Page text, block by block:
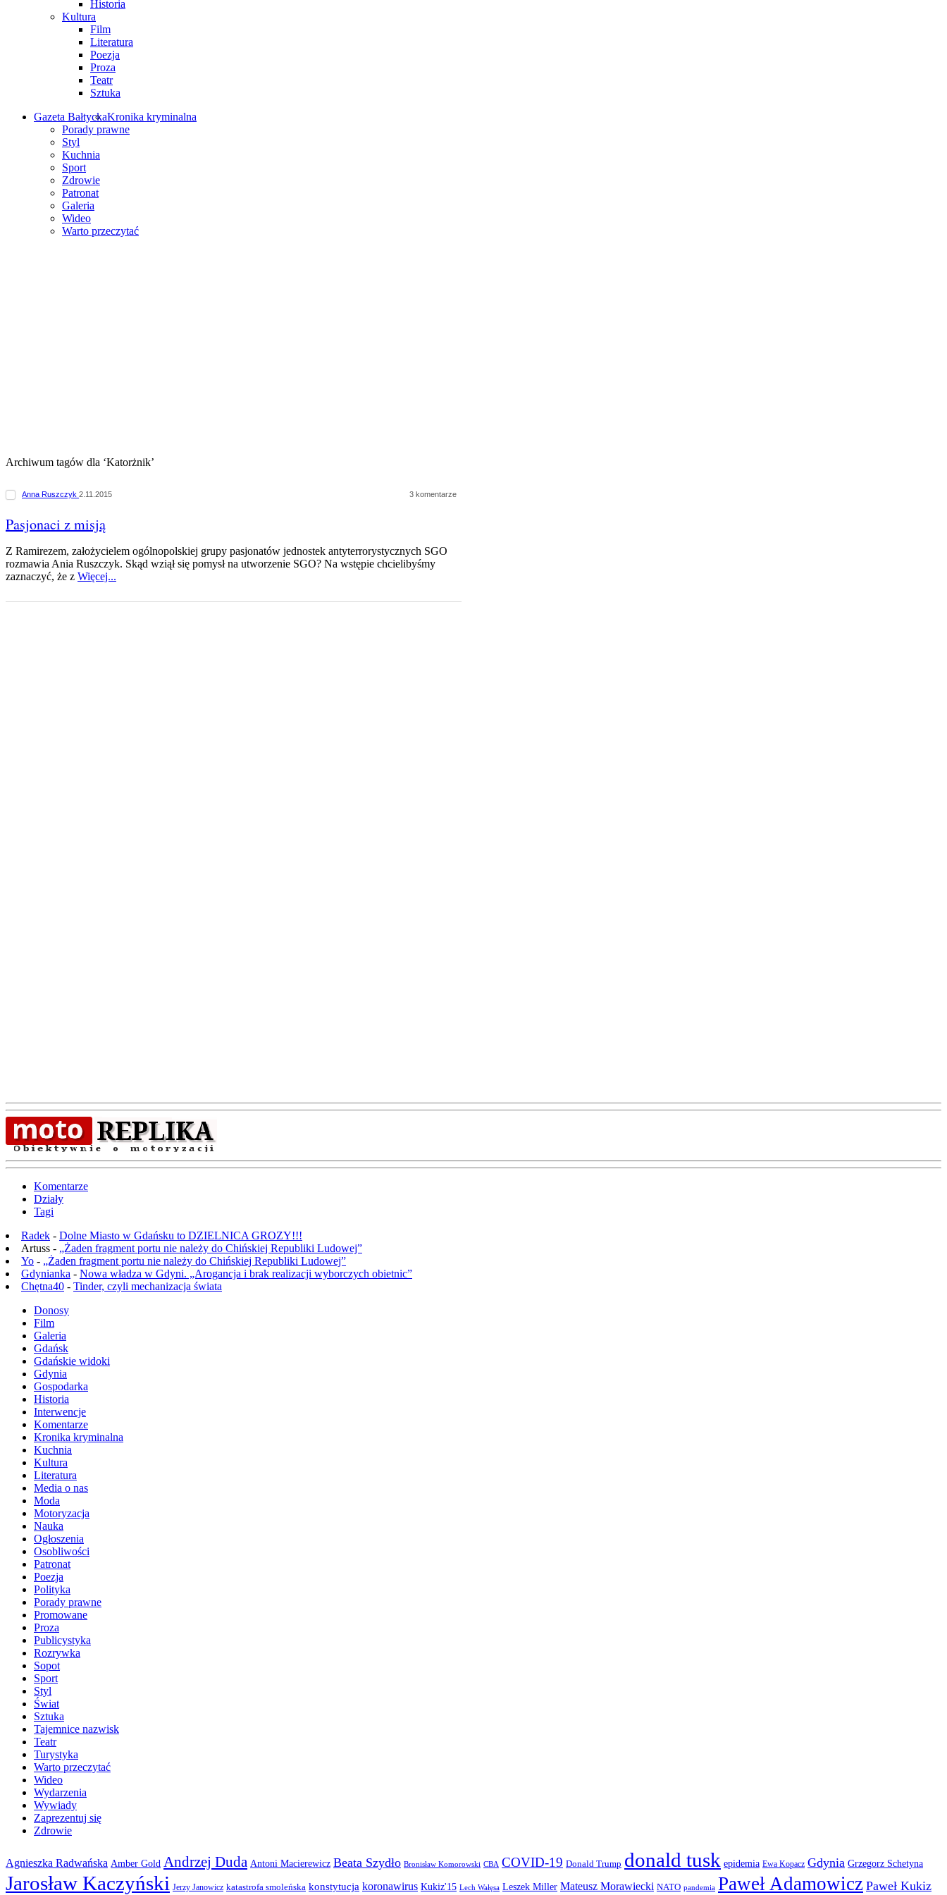
Historia
Kultura
Film
Literatura
Poezja
Proza
Teatr
Sztuka
Gazeta BałtyckaKronika kryminalna
Porady prawne
Styl
Kuchnia
Sport
Zdrowie
Patronat
Galeria
Wideo
Warto przeczytać
Archiwum tagów dla ‘Katorżnik’
Anna Ruszczyk 2.11.2015 3 komentarze
Pasjonaci z misją
Z Ramirezem, założycielem ogólnopolskiej grupy pasjonatów jednostek antyterrorystycznych SGO
rozmawia Ania Ruszczyk. Skąd wziął się pomysł na utworzenie SGO? Na wstępie chcielibyśmy
zaznaczyć, że z Więcej...
Komentarze
Działy
Tagi
Radek - Dolne Miasto w Gdańsku to DZIELNICA GROZY!!!
Artuss - „Żaden fragment portu nie należy do Chińskiej Republiki Ludowej”
Yo - „Żaden fragment portu nie należy do Chińskiej Republiki Ludowej”
Gdynianka - Nowa władza w Gdyni. „Arogancja i brak realizacji wyborczych obietnic”
Chętna40 - Tinder, czyli mechanizacja świata
Donosy
Film
Galeria
Gdańsk
Gdańskie widoki
Gdynia
Gospodarka
Historia
Interwencje
Komentarze
Kronika kryminalna
Kuchnia
Kultura
Literatura
Media o nas
Moda
Motoryzacja
Nauka
Ogłoszenia
Osobliwości
Patronat
Poezja
Polityka
Porady prawne
Promowane
Proza
Publicystyka
Rozrywka
Sopot
Sport
Styl
Świat
Sztuka
Tajemnice nazwisk
Teatr
Turystyka
Warto przeczytać
Wideo
Wydarzenia
Wywiady
Zaprezentuj się
Zdrowie
Agnieszka Radwańska Amber Gold Andrzej Duda Antoni Macierewicz Beata Szydło Bronisław Komorowski CBA COVID-19 Donald Trump donald tusk epidemia Ewa Kopacz Gdynia Grzegorz Schetyna
Jarosław Kaczyński Jerzy Janowicz katastrofa smoleńska konstytucja koronawirus Kukiz'15 Lech Wałęsa Leszek Miller Mateusz Morawiecki NATO pandemia Paweł Adamowicz Paweł Kukiz